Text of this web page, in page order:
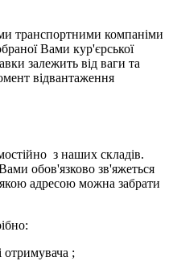
транспортними компаніми
Вами кур'єрської
залежить від ваги та
відвантаження
з наших складів.
обов'язково зв'яжеться
адресою можна забрати
;